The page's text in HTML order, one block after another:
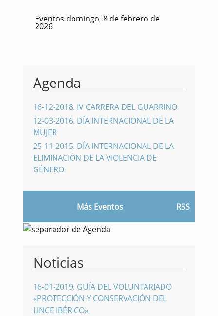
Eventos domingo, 8 de febrero de
2026
Agenda
16-12-2018. IV CARRERA DEL GUARRINO
12-03-2016. DÍA INTERNACIONAL DE LA
MUJER
25-11-2015. DÍA INTERNACIONAL DE LA
ELIMINACIÓN DE LA VIOLENCIA DE
GÉNERO
Más Eventos RSS
Noticias
16-01-2019. GUÍA DEL VOLUNTARIADO
«PROTECCIÓN Y CONSERVACIÓN DEL
LINCE IBÉRICO»